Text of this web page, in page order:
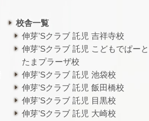
校舎一覧
伸芽’Sクラブ 託児 吉祥寺校
伸芽’Sクラブ 託児 こどもでぱーと
たまプラーザ校
伸芽’Sクラブ 託児 池袋校
伸芽’Sクラブ 託児 飯田橋校
伸芽’Sクラブ 託児 目黒校
伸芽’Sクラブ 託児 大崎校